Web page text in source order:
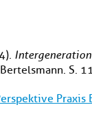
S.
Praxis